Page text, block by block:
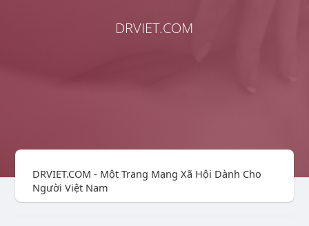
DRVIET.COM
DRVIET.COM - Một Trang Mạng Xã Hội Dành Cho
Người Việt Nam